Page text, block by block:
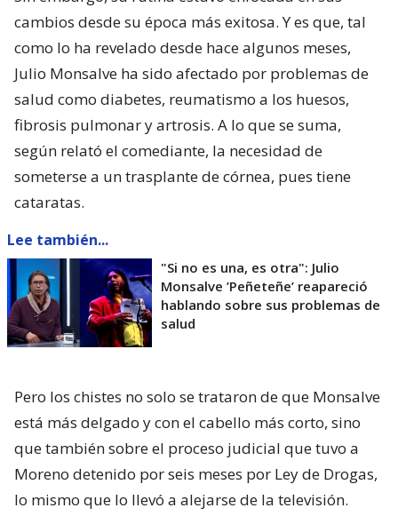
cambios desde su época más exitosa. Y es que, tal
como lo ha revelado desde hace algunos meses,
Julio Monsalve ha sido afectado por problemas de
salud como diabetes, reumatismo a los huesos,
fibrosis pulmonar y artrosis. A lo que se suma,
según relató el comediante, la necesidad de
someterse a un trasplante de córnea, pues tiene
cataratas.
Lee también...
"Si no es una, es otra": Julio
Monsalve ’Peñeteñe’ reapareció
hablando sobre sus problemas de
salud
Pero los chistes no solo se trataron de que Monsalve
está más delgado y con el cabello más corto, sino
que también sobre el proceso judicial que tuvo a
Moreno detenido por seis meses por Ley de Drogas,
lo mismo que lo llevó a alejarse de la televisión.